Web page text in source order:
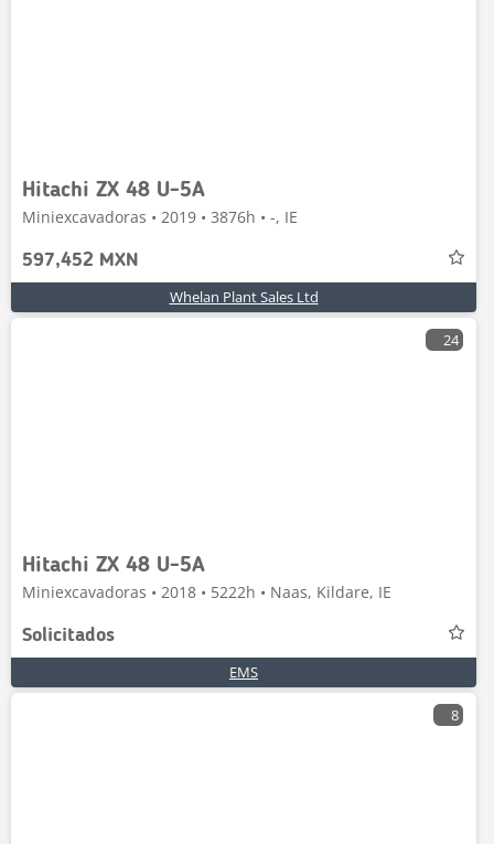
Hitachi ZX 48 U-5A
Miniexcavadoras • 2019 • 3876h • -, IE
597,452 MXN
Whelan Plant Sales Ltd
24
Hitachi ZX 48 U-5A
Miniexcavadoras • 2018 • 5222h • Naas, Kildare, IE
Solicitados
EMS
8